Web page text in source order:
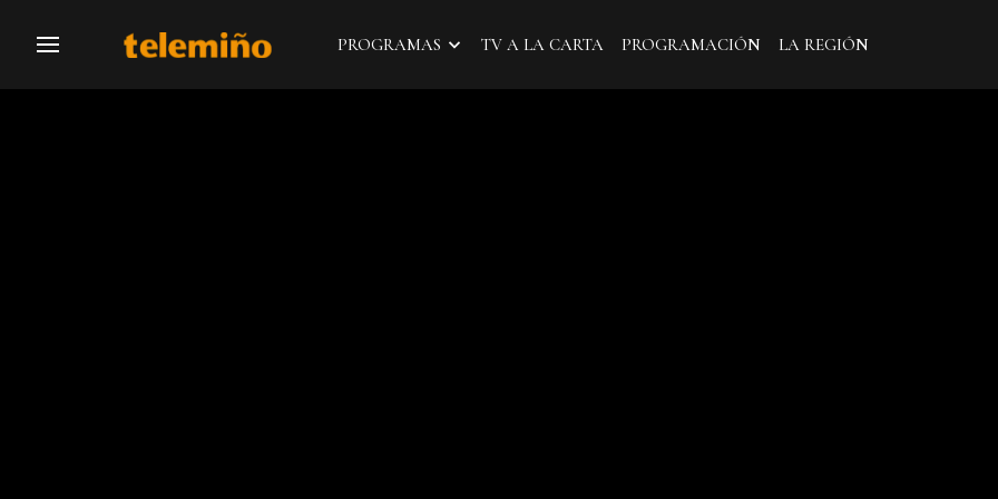
Navegación PROGRAMAS TV A LA CARTA PROGRAMACIÓN LA REGIÓN